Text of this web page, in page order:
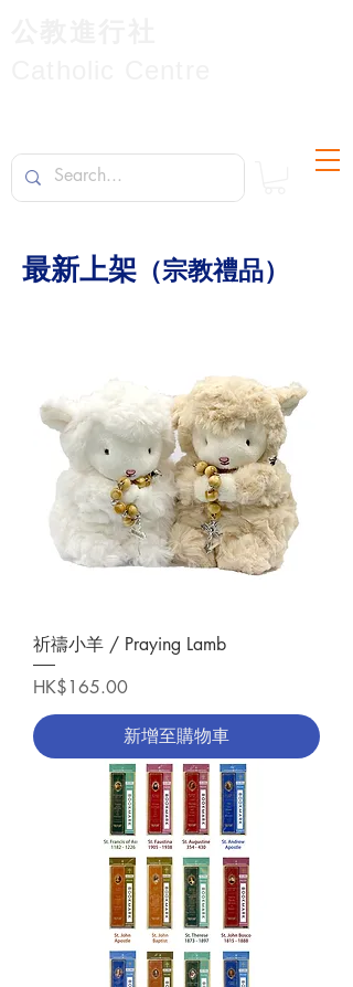
最新上架 （宗教禮品）
祈禱小羊 / Praying Lamb
價格
HK$165.00
新增至購物車